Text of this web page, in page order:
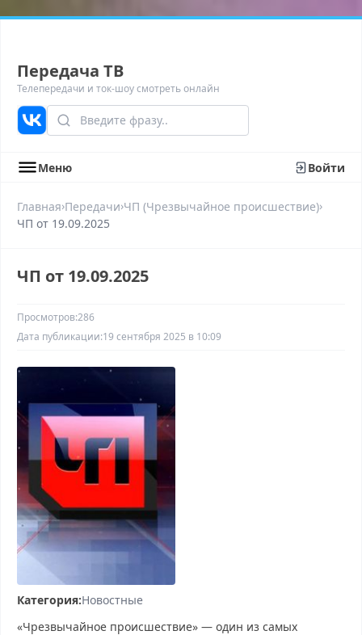
Передача ТВ
Телепередачи и ток-шоу смотреть онлайн
Меню Войти
Главная›Передачи›ЧП (Чрезвычайное происшествие)›
ЧП от 19.09.2025
ЧП от 19.09.2025
Просмотров:286
Дата публикации:19 сентября 2025 в 10:09
Категория:Новостные
«Чрезвычайное происшествие» — один из самых